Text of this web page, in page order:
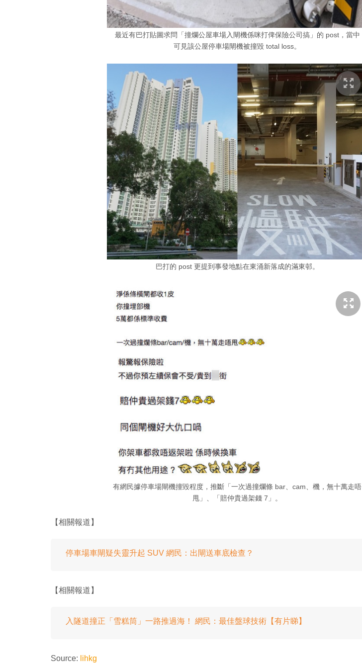
最近有巴打貼圖求問「撞爛公屋車場入閘機係咪打俾保險公司搞」的 post，當中
可見該公屋停車場閘機被撞毀 total loss。
巴打的 post 更提到事發地點在東涌新落成的滿東邨。
有網民據停車場閘機撞毀程度，推斷「一次過撞爛條 bar、cam、機，無十萬走唔
甩」、「賠仲貴過架錢 7」。
【相關報道】
停車場車閘疑失靈升起 SUV 網民：出閘送車底檢查？
【相關報道】
入隧道撞正「雪糕筒」一路推過海！ 網民：最佳盤球技術【有片睇】
Source: lihkg